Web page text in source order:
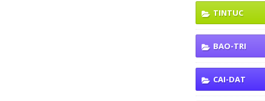
TINTUC
BAO-TRI
CAI-DAT